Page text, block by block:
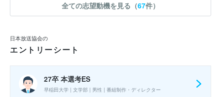
全ての志望動機を見る（67件）
日本放送協会の
エントリーシート
27卒 本選考ES
早稲田大学 | 文学部 | 男性 | 番組制作・ディレクター